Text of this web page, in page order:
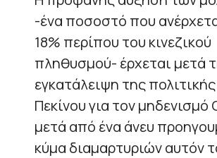
-ένα ποσοστό που
18% περίπου του κινεζικού
πληθυσμού- έρχεται μετά
εγκατάλειψη της
Πεκίνου για τον μηδενισμό
μετά από ένα άνευ
κύμα διαμαρτυριών αυτόν